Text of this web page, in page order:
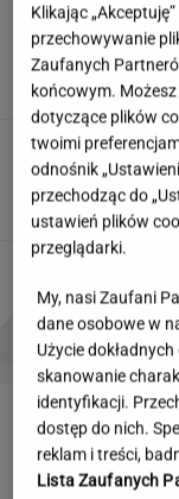
PROBLEMY POLSKICH
Klikając
przechowywanie
Zaufanych
końcowym.
dotyczące plików
twoimi
odnośnik
przechodząc do
ustawień plików
przeglądarki.
My, nasi Zaufani
dane osobowe w
Użycie
skanowanie
identyfikacji.
dostęp do nich.
reklam i treści,
Lista Zaufanych